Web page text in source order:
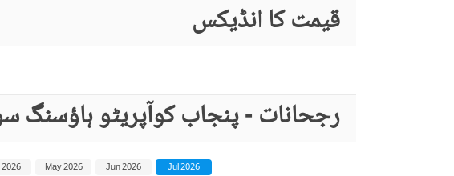
قیمت کا انڈیکس
رجحانات - پنجاب کوآپریٹو ہاؤسنگ
Jul 2026
Jun 2026
May 2026